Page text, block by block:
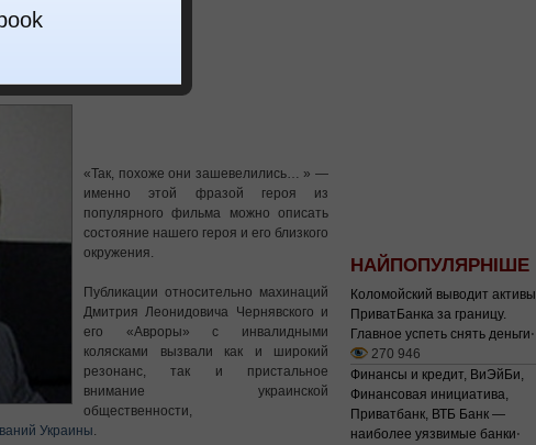
«Так, похоже они зашевелились… » —
именно этой фразой героя из
популярного фильма можно описать
состояние нашего героя и его близкого
окружения.
Публикации относительно махинаций
Дмитрия Леонидовича Чернявского и
его «Авроры» с инвалидными
колясками вызвали как и широкий
резонанс, так и пристальное
внимание украинской
общественности,
Украины.
НАЙПОПУЛЯРНІШЕ
Коломойский выводит активы
ПриватБанка за границу.
Главное успеть снять деньги⋅
270 946
Финансы и кредит, ВиЭйБи,
Финансовая инициатива,
Приватбанк, ВТБ Банк —
наиболее уязвимые банки⋅